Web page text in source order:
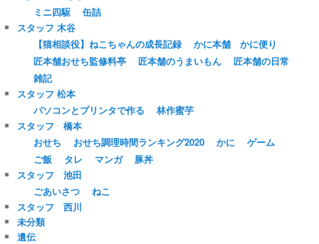
ミニ四駆
缶詰
スタッフ 木谷
【猫相談役】ねこちゃんの成長記録
かに本舗 かに便り
匠本舗おせち監修料亭
匠本舗のうまいもん
匠本舗の日常
雑記
スタッフ 松本
パソコンとプリンタで作る
林作蜜芋
スタッフ 橋本
おせち
おせち調理時間ランキング2020 かに
ゲーム
ご飯
タレ マンガ
豚丼
スタッフ 池田
ごあいさつ
ねこ
スタッフ 西川
未分類
遺伝